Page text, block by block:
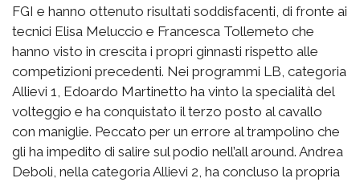
FGI e hanno ottenuto risultati soddisfacenti, di fronte ai
tecnici Elisa Meluccio e Francesca Tollemeto che
hanno visto in crescita i propri ginnasti rispetto alle
competizioni precedenti. Nei programmi LB, categoria
Allievi 1, Edoardo Martinetto ha vinto la specialità del
volteggio e ha conquistato il terzo posto al cavallo
con maniglie. Peccato per un errore al trampolino che
gli ha impedito di salire sul podio nell’all around. Andrea
Deboli, nella categoria Allievi 2, ha concluso la propria